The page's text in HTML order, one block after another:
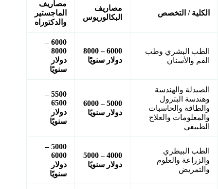
الكلية / التخصص
مصاريف
البكالوريوس
مصاريف
الماجستير
والدكتوراه
الطب البشري وطب
الفم والأسنان
6000 – 8000
دولار سنويًا
6000 –
8000
دولار
سنويًا
الصيدلة والهندسة
وهندسة البترول
والطاقة والحاسبات
والمعلومات والعلاج
الطبيعي
5000 – 6000
دولار سنويًا
5500 –
6500
دولار
سنويًا
الطب البيطري
والزراعة والعلوم
والتمريض
4000 – 5000
دولار سنويًا
5000 –
6000
دولار
سنويًا